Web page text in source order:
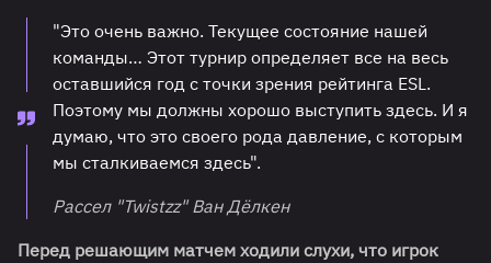
"Это очень важно. Текущее состояние нашей
команды… Этот турнир определяет все на весь
оставшийся год с точки зрения рейтинга ESL.
Поэтому мы должны хорошо выступить здесь. И я
думаю, что это своего рода давление, с которым
мы сталкиваемся здесь".
Рассел "⁠Twistzz⁠" Ван Дёлкен
Перед решающим матчем ходили слухи, что игрок